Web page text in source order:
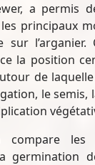
a permis
principaux
sur l’arganier.
la position
de laquelle
le semis,
compare les
germination